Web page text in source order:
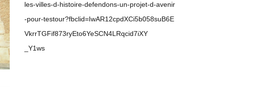
les-villes-d-histoire-defendons-un-projet-d-avenir
-pour-testour?fbclid=IwAR12cpdXCi5b058suB6E
VkrrTGFif873ryEto6YeSCN4LRqcid7iXY
_Y1ws